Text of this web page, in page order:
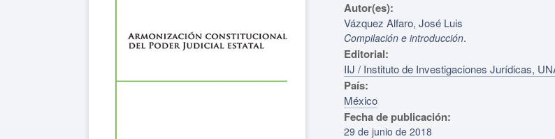
Autor(es):
Vázquez Alfaro, José Luis
Compilación e introducción.
Editorial:
IIJ / Instituto de Investigaciones Jurídicas,
País:
México
Fecha de publicación:
29 de junio de 2018